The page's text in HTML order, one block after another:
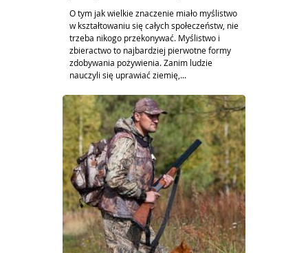
O tym jak wielkie znaczenie miało myślistwo
w kształtowaniu się całych społeczeństw, nie
trzeba nikogo przekonywać. Myślistwo i
zbieractwo to najbardziej pierwotne formy
zdobywania pożywienia. Zanim ludzie
nauczyli się uprawiać ziemię,...